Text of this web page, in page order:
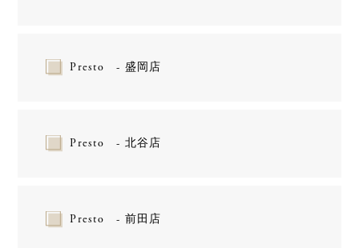
Presto - 盛岡店
Presto - 北谷店
Presto - 前田店